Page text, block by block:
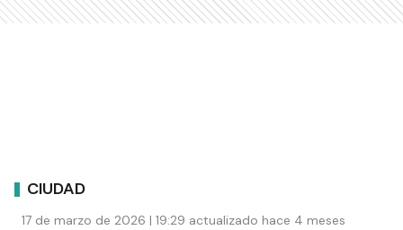
CIUDAD
17 de marzo de 2026 | 19:29 actualizado hace 4 meses